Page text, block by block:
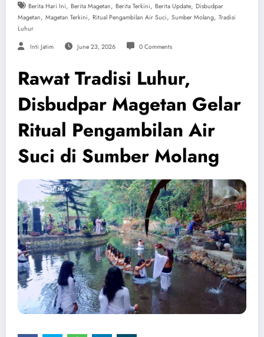
Berita Hari Ini, Berita Magetan, Berita Terkini, Berita Update, Disbudpar
Magetan, Magetan Terkini, Ritual Pengambilan Air Suci, Sumber Molang, Tradisi
Luhur
Inti Jatim June 23, 2026 0 Comments
Rawat Tradisi Luhur,
Disbudpar Magetan Gelar
Ritual Pengambilan Air
Suci di Sumber Molang